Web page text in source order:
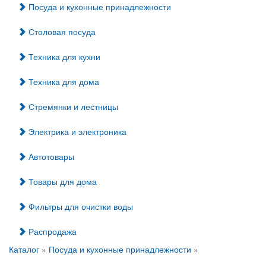
Посуда и кухонные принадлежности
Столовая посуда
Техника для кухни
Техника для дома
Стремянки и лестницы
Электрика и электроника
Автотовары
Товары для дома
Фильтры для очистки воды
Распродажа
Каталог » Посуда и кухонные принадлежности »